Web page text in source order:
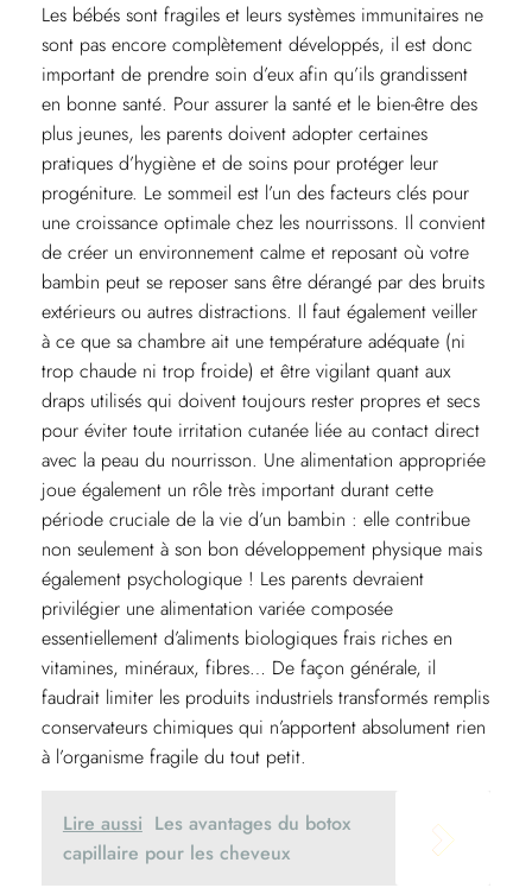
Les bébés sont fragiles et leurs systèmes immunitaires ne
sont pas encore complètement développés, il est donc
important de prendre soin d’eux afin qu’ils grandissent
en bonne santé. Pour assurer la santé et le bien-être des
plus jeunes, les parents doivent adopter certaines
pratiques d’hygiène et de soins pour protéger leur
progéniture. Le sommeil est l’un des facteurs clés pour
une croissance optimale chez les nourrissons. Il convient
de créer un environnement calme et reposant où votre
bambin peut se reposer sans être dérangé par des bruits
extérieurs ou autres distractions. Il faut également veiller
à ce que sa chambre ait une température adéquate (ni
trop chaude ni trop froide) et être vigilant quant aux
draps utilisés qui doivent toujours rester propres et secs
pour éviter toute irritation cutanée liée au contact direct
avec la peau du nourrisson. Une alimentation appropriée
joue également un rôle très important durant cette
période cruciale de la vie d’un bambin : elle contribue
non seulement à son bon développement physique mais
également psychologique ! Les parents devraient
privilégier une alimentation variée composée
essentiellement d’aliments biologiques frais riches en
vitamines, minéraux, fibres… De façon générale, il
faudrait limiter les produits industriels transformés remplis
conservateurs chimiques qui n’apportent absolument rien
à l’organisme fragile du tout petit.
Lire aussi Les avantages du botox
capillaire pour les cheveux